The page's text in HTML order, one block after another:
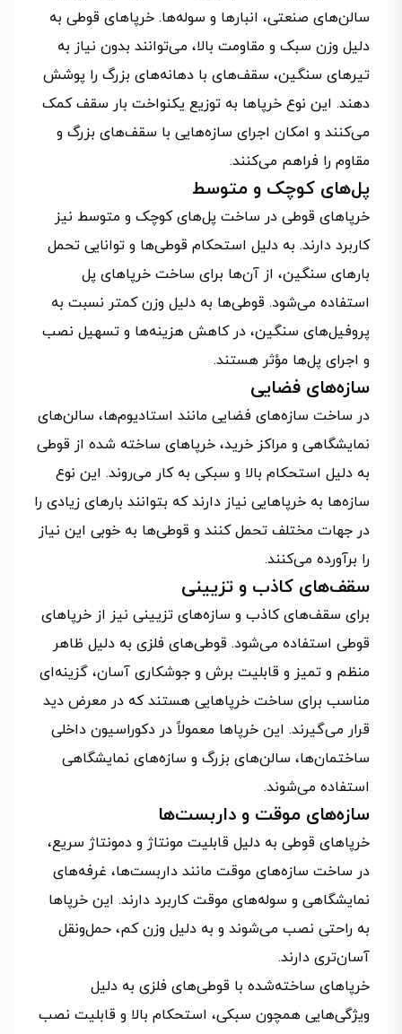
سالن‌های صنعتی، انبارها و سوله‌ها. خرپاهای قوطی به
دلیل وزن سبک و مقاومت بالا، می‌توانند بدون نیاز به
تیرهای سنگین، سقف‌های با دهانه‌های بزرگ را پوشش
دهند. این نوع خرپاها به توزیع یکنواخت بار سقف کمک
می‌کنند و امکان اجرای سازه‌هایی با سقف‌های بزرگ و
مقاوم را فراهم می‌کنند.
پل‌های کوچک و متوسط
خرپاهای قوطی در ساخت پل‌های کوچک و متوسط نیز
کاربرد دارند. به دلیل استحکام قوطی‌ها و توانایی تحمل
بارهای سنگین، از آن‌ها برای ساخت خرپاهای پل
استفاده می‌شود. قوطی‌ها به دلیل وزن کمتر نسبت به
پروفیل‌های سنگین، در کاهش هزینه‌ها و تسهیل نصب
و اجرای پل‌ها مؤثر هستند.
سازه‌های فضایی
در ساخت سازه‌های فضایی مانند استادیوم‌ها، سالن‌های
نمایشگاهی و مراکز خرید، خرپاهای ساخته شده از قوطی
به دلیل استحکام بالا و سبکی به کار می‌روند. این نوع
سازه‌ها به خرپاهایی نیاز دارند که بتوانند بارهای زیادی را
در جهات مختلف تحمل کنند و قوطی‌ها به خوبی این نیاز
را برآورده می‌کنند.
سقف‌های کاذب و تزیینی
برای سقف‌های کاذب و سازه‌های تزیینی نیز از خرپاهای
قوطی استفاده می‌شود. قوطی‌های فلزی به دلیل ظاهر
منظم و تمیز و قابلیت برش و جوشکاری آسان، گزینه‌ای
مناسب برای ساخت خرپاهایی هستند که در معرض دید
قرار می‌گیرند. این خرپاها معمولاً در دکوراسیون داخلی
ساختمان‌ها، سالن‌های بزرگ و سازه‌های نمایشگاهی
استفاده می‌شوند.
سازه‌های موقت و داربست‌ها
خرپاهای قوطی به دلیل قابلیت مونتاژ و دمونتاژ سریع،
در ساخت سازه‌های موقت مانند داربست‌ها، غرفه‌های
نمایشگاهی و سوله‌های موقت کاربرد دارند. این خرپاها
به راحتی نصب می‌شوند و به دلیل وزن کم، حمل‌ونقل
آسان‌تری دارند.
خرپاهای ساخته‌شده با قوطی‌های فلزی به دلیل
ویژگی‌هایی همچون سبکی، استحکام بالا و قابلیت نصب